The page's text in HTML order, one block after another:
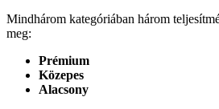
Mindhárom kategóriában három
meg:
Prémium
Közepes
Alacsony